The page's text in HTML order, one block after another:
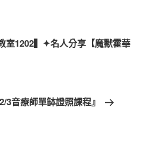
室1202▍✦名人分享【魔獸霍華
3音療師單缽證照課程』